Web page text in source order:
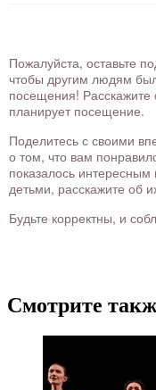
Пожалуйста, оставьте
чтобы другим людям
посещения! Расскажите
планирует посещение.
Поделитесь с своими
о том, что вам
показалось
детьми, расскажите об
Будьте корректны, и
Смотрите